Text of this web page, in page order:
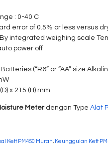
: 0-40 C
error of 0.5% or less versus
integrated weighing scale
power off
(“R6” or “AA” size
x 215 (H) mm
Meterdengan Type Alat
Kett PM450 Murah, Keunggulan Kett